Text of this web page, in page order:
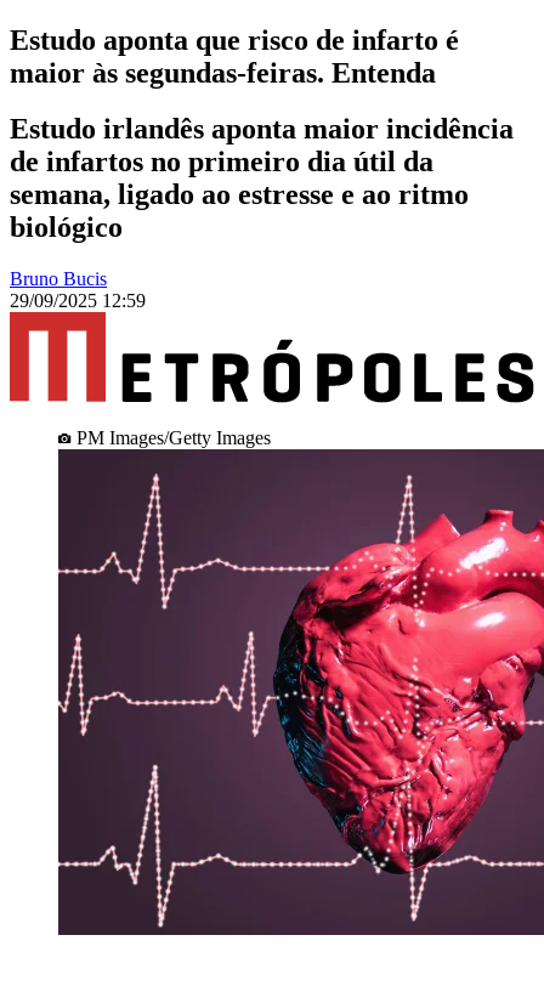
Estudo aponta que risco de infarto é
maior às segundas-feiras. Entenda
Estudo irlandês aponta maior incidência
de infartos no primeiro dia útil da
semana, ligado ao estresse e ao ritmo
biológico
Bruno Bucis
29/09/2025 12:59
PM Images/Getty Images